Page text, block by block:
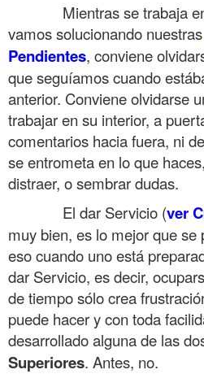
Mientras se trabaja
vamos solucionando nuestras
Pendientes, conviene
que seguíamos cuando
anterior. Conviene olvidarse
trabajar en su interior, a
comentarios hacia fuera, ni
se entrometa en lo que
distraer, o sembrar dudas.
El dar Servicio (ver
muy bien, es lo mejor que se
eso cuando uno está
dar Servicio, es decir,
de tiempo sólo crea
puede hacer y con toda
desarrollado alguna de las
Superiores. Antes, no.